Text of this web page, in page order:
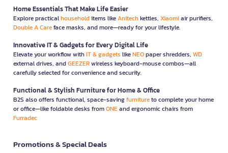
Home Essentials That Make Life Easier
Explore practicalhouseholditems likeAnitechkettles, Xiaomiair purifiers,
Double A Careface masks, and more—ready for your lifestyle.
Innovative IT & Gadgets for Every Digital Life
Elevate your workflow withIT & gadgets likeNEOpaper shredders, WD
external drives, andGEEZERwireless keyboard-mouse combos—all
carefully selected for convenience and security.
Functional & Stylish Furniture for Home & Office
B2S also offers functional, space-savingfurnitureto complete your home
or office—like foldable desks fromONEand ergonomic chairs from
Furradec
Promotions & Special Deals